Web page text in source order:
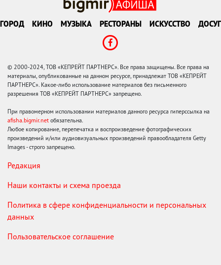
ГОРОД КИНО МУЗЫКА РЕСТОРАНЫ ИСКУССТВО ДОСУГ
© 2000-2024, ТОВ «КЕПРЕЙТ ПАРТНЕРС». Все права защищены. Все права на
материалы, опубликованные на данном ресурсе, принадлежат ТОВ «КЕПРЕЙТ
ПАРТНЕРС». Какое-либо использование материалов без письменного
разрешения ТОВ «КЕПРЕЙТ ПАРТНЕРС» запрещено.
При правомерном использовании материалов данного ресурса гиперссылка на
afisha.bigmir.net обязательна.
Любое копирование, перепечатка и воспроизведение фотографических
произведений и/или аудиовизуальных произведений правообладателя Getty
Images - строго запрещено.
Редакция
Наши контакты и схема проезда
Политика в сфере конфиденциальности и персональных
данных
Пользовательское соглашение